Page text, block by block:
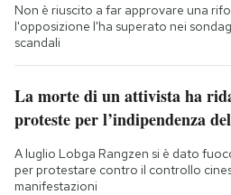
Non è riuscito a far approvare una
l'opposizione l'ha superato nei
scandali
La morte di un attivista ha
proteste per l’indipendenza
A luglio Lobga Rangzen si è dato
per protestare contro il controllo
manifestazioni